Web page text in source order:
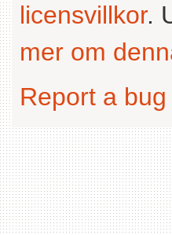
licensvillkor.
mer om
Report a